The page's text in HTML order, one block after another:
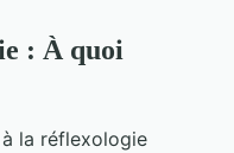
: À quoi
la réflexologie